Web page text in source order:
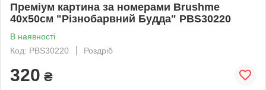
Преміум картина за номерами Brushme
40x50см "Різнобарвний Будда" PBS30220
В наявності
Код: PBS30220
Роздріб
320 ₴